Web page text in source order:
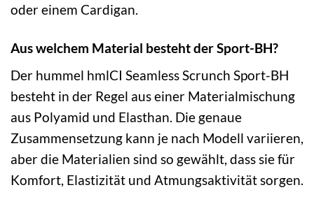
oder einem Cardigan.
Aus welchem Material besteht der Sport-BH?
Der hummel hmlCI Seamless Scrunch Sport-BH
besteht in der Regel aus einer Materialmischung
aus Polyamid und Elasthan. Die genaue
Zusammensetzung kann je nach Modell variieren,
aber die Materialien sind so gewählt, dass sie für
Komfort, Elastizität und Atmungsaktivität sorgen.